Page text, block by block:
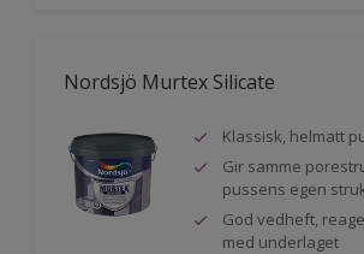
Nordsjö Murtex Silicate
Klassisk, helmatt
Gir samme
pussens egen
God vedheft,
med underlaget